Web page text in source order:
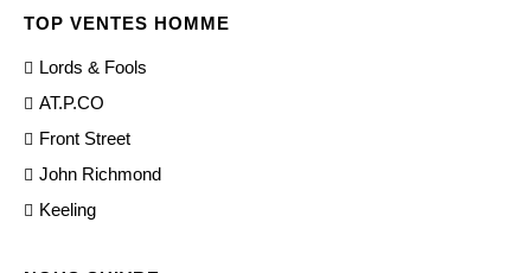
TOP VENTES HOMME
Lords & Fools
AT.P.CO
Front Street
John Richmond
Keeling